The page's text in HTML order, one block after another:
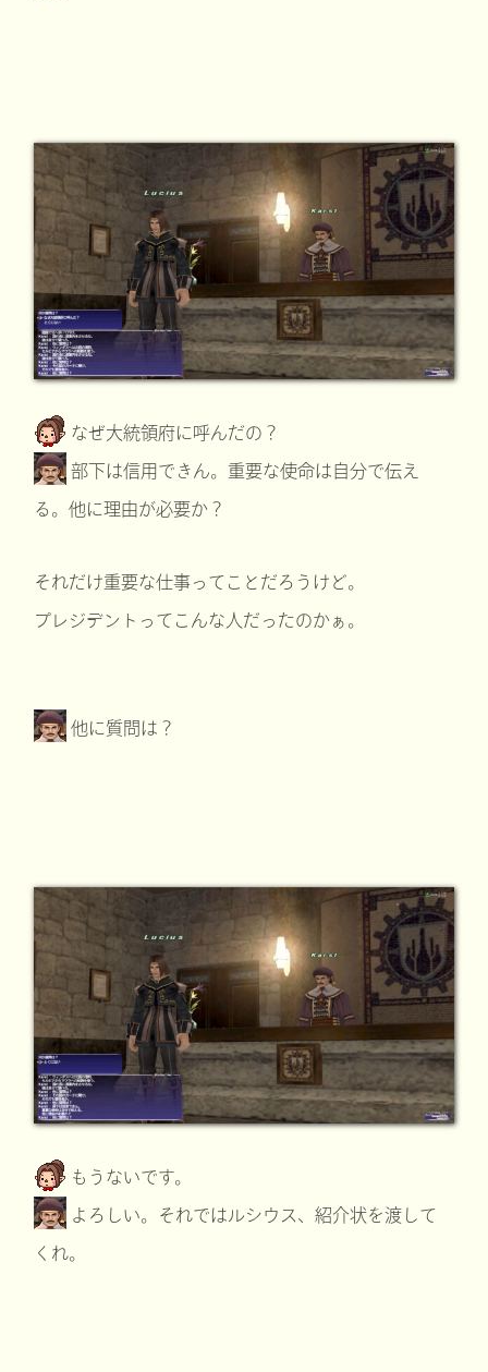
なぜ大統領府に呼んだの？
部下は信用できん。重要な使命は自分で伝え
る。他に理由が必要か？
それだけ重要な仕事ってことだろうけど。
プレジデントってこんな人だったのかぁ。
他に質問は？
もうないです。
よろしい。それではルシウス、紹介状を渡して
くれ。